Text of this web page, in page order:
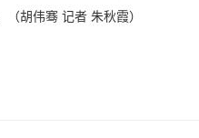
（胡伟骞 记者 朱秋霞）